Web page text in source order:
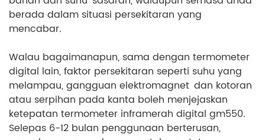
berada dalam situasi persekitaran yang
mencabar.
Walau bagaimanapun, sama dengan termometer
digital lain, faktor persekitaran seperti suhu yang
melampau, gangguan elektromagnet dan kotoran
atau serpihan pada kanta boleh menjejaskan
ketepatan termometer inframerah digital gm550.
Selepas 6-12 bulan penggunaan berterusan,